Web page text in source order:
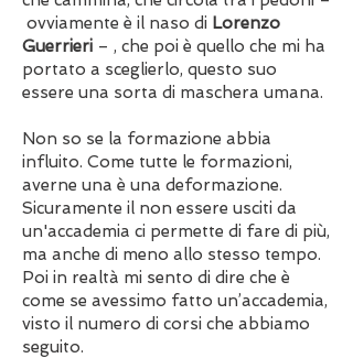
ovviamente è il naso di Lorenzo
Guerrieri – , che poi è quello che mi ha
portato a sceglierlo, questo suo
essere una sorta di maschera umana.
Non so se la formazione abbia
influito. Come tutte le formazioni,
averne una è una deformazione.
Sicuramente il non essere usciti da
un'accademia ci permette di fare di più,
ma anche di meno allo stesso tempo.
Poi in realtà mi sento di dire che è
come se avessimo fatto un’accademia,
visto il numero di corsi che abbiamo
seguito.